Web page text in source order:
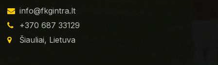
info@fkgintra.lt
+370 687 33129
Šiauliai, Lietuva